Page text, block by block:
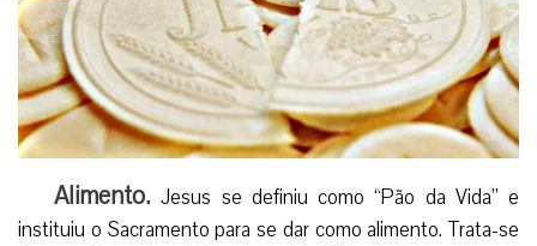
Alimento. Jesus se definiu como “Pão da Vida” e
instituiu o Sacramento para se dar como alimento. Trata-se